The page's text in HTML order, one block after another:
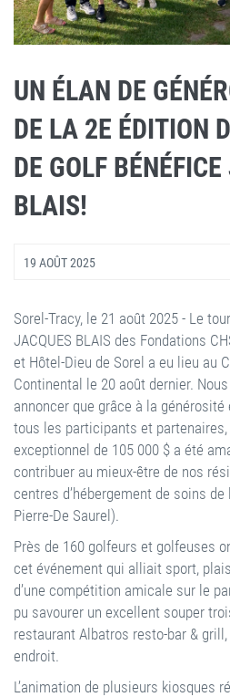
UN ÉLAN DE
DE LA 2E ÉDITION
DE GOLF
BLAIS!
19 AOÛT 2025
Sorel-Tracy, le 21 août 2025 - Le
JACQUES BLAIS des Fondations
et Hôtel-Dieu de Sorel a eu lieu au
Continental le 20 août dernier.
annoncer que grâce à la générosité
tous les participants et
exceptionnel de 105 000 $ a été
contribuer au mieux-être de nos
centres d’hébergement de soins de
Pierre-De Saurel).
Près de 160 golfeurs et golfeuses
cet événement qui alliait sport,
d’une compétition amicale sur le
pu savourer un excellent souper
restaurant Albatros resto-bar &
endroit.
L’animation de plusieurs kiosques